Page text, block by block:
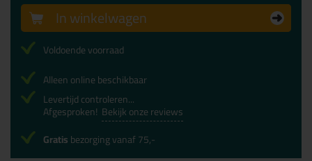
In winkelwagen
Voldoende voorraad
Alleen online beschikbaar
Levertijd controleren...
Afgesproken! Bekijk onze reviews
Gratisbezorging vanaf 75,-